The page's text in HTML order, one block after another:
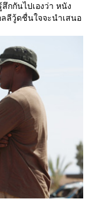
กกันไปเองว่า หนัง
ลลีวู้ดชื่นใจจะนำเสนอ